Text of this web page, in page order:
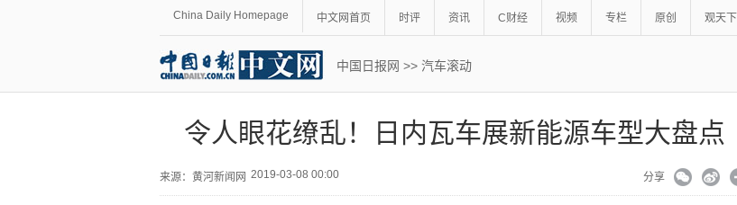
China Daily Homepage 中文网首页 时评 资讯 C财经 视频 专栏 原创 观天下
中国日报网 >> 汽车滚动
令人眼花缭乱！日内瓦车展新能源车型大盘点
来源： 黄河新闻网 2019-03-08 00:00 分享